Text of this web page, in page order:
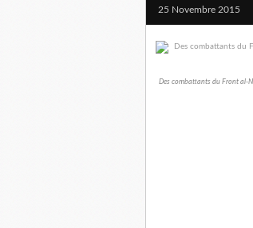
25 Novembre 2015
Des combattants du Front al-